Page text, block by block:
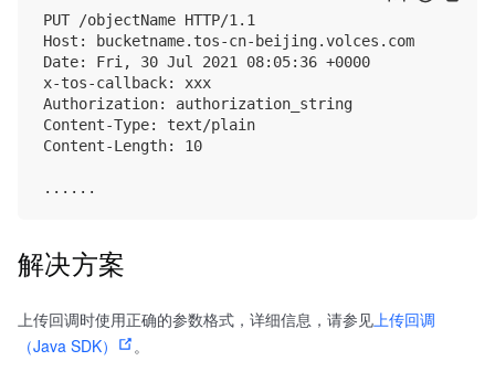
PUT /objectName HTTP/1.1
Host: bucketname.tos-cn-beijing.volces.com
Date: Fri, 30 Jul 2021 08:05:36 +0000
x-tos-callback: xxx
Authorization: authorization_string
Content-Type: text/plain
Content-Length: 10
解决方案
上传回调时使用正确的参数格式，详细信息，请参见 上传回调
（Java SDK）
。